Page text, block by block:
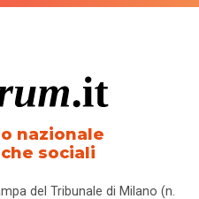
nazionale
sociali
del Tribunale di Milano (n.